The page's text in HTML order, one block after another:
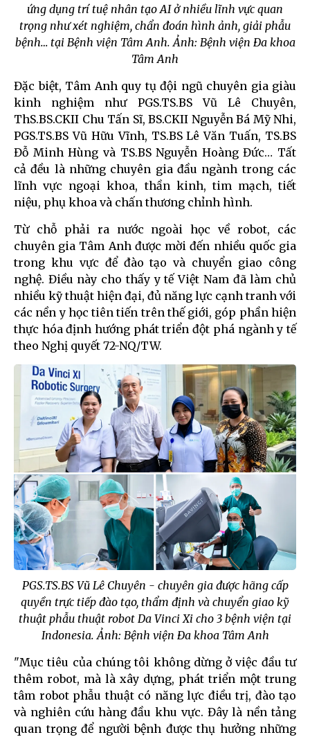
ứng dụng trí tuệ nhân tạo AI ở nhiều lĩnh vực quan
trọng như xét nghiệm, chẩn đoán hình ảnh, giải phẫu
bệnh… tại Bệnh viện Tâm Anh. Ảnh: Bệnh viện Đa khoa
Tâm Anh
Đặc biệt, Tâm Anh quy tụ đội ngũ chuyên gia giàu
kinh nghiệm như PGS.TS.BS Vũ Lê Chuyên,
ThS.BS.CKII Chu Tấn Sĩ, BS.CKII Nguyễn Bá Mỹ Nhi,
PGS.TS.BS Vũ Hữu Vĩnh, TS.BS Lê Văn Tuấn, TS.BS
Đỗ Minh Hùng và TS.BS Nguyễn Hoàng Đức… Tất
cả đều là những chuyên gia đầu ngành trong các
lĩnh vực ngoại khoa, thần kinh, tim mạch, tiết
niệu, phụ khoa và chấn thương chỉnh hình.
Từ chỗ phải ra nước ngoài học về robot, các
chuyên gia Tâm Anh được mời đến nhiều quốc gia
trong khu vực để đào tạo và chuyển giao công
nghệ. Điều này cho thấy y tế Việt Nam đã làm chủ
nhiều kỹ thuật hiện đại, đủ năng lực cạnh tranh với
các nền y học tiên tiến trên thế giới, góp phần hiện
thực hóa định hướng phát triển đột phá ngành y tế
theo Nghị quyết 72-NQ/TW.
PGS.TS.BS Vũ Lê Chuyên - chuyên gia được hãng cấp
quyền trực tiếp đào tạo, thẩm định và chuyển giao kỹ
thuật phẫu thuật robot Da Vinci Xi cho 3 bệnh viện tại
Indonesia. Ảnh: Bệnh viện Đa khoa Tâm Anh
"Mục tiêu của chúng tôi không dừng ở việc đầu tư
thêm robot, mà là xây dựng, phát triển một trung
tâm robot phẫu thuật có năng lực điều trị, đào tạo
và nghiên cứu hàng đầu khu vực. Đây là nền tảng
quan trọng để người bệnh được thụ hưởng những